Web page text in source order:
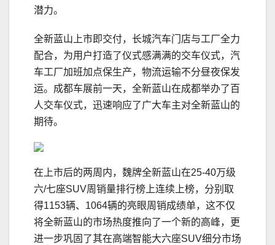
潜力。
全新蓝山上市即交付，长城汽车门店与工厂全力
配合，为用户打造了仪式感满满的交车仪式，汽
车工厂加班加点保生产，物流运输不分昼夜保发
运。成都车展前一天，全新蓝山在成都举办了百
人交车仪式，迅速响应了广大车主对全新蓝山的
期待。
在上市后的两周内，魏牌全新蓝山在25-40万级
六/七座SUV周销量排行榜上连续上榜，分别取
得1153辆、1064辆的亮眼周销成绩单，这不仅
将全新蓝山的市场热度推向了一个新的高峰，更
进一步巩固了其在高端智能大六座SUV细分市场